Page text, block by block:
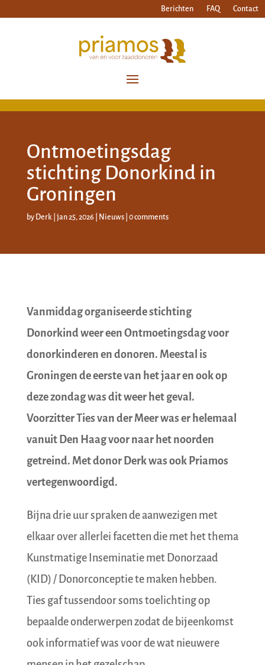
Berichten FAQ Contact
Ontmoetingsdag
stichting Donorkind in
Groningen
by Derk jan 25, 2026 Nieuws| 0 comments
Vanmiddag organiseerde stichting
Donorkind weer een Ontmoetingsdag voor
donorkinderen en donoren. Meestal is
Groningen de eerste van het jaar en ook op
deze zondag was dit weer het geval.
Voorzitter Ties van der Meer was er helemaal
vanuit Den Haag voor naar het noorden
getreind. Met donor Derk was ook Priamos
vertegenwoordigd.
Bijna drie uur spraken de aanwezigen met
elkaar over allerlei facetten die met het thema
Kunstmatige Inseminatie met Donorzaad
(KID) / Donorconceptie te maken hebben.
Ties gaf tussendoor soms toelichting op
bepaalde onderwerpen zodat de bijeenkomst
ook informatief was voor de wat nieuwere